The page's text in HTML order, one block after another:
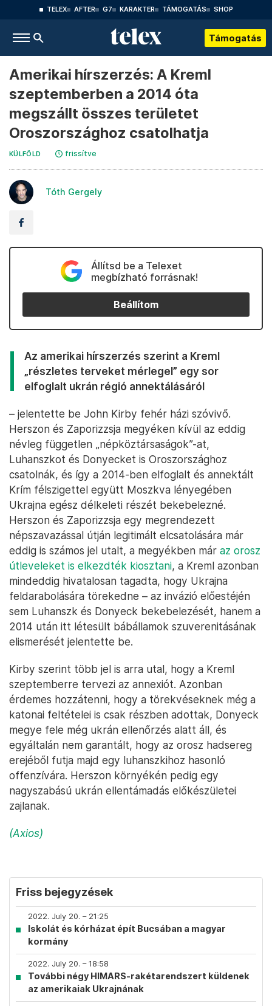
TELEX AFTER G7 KARAKTER TÁMOGATÁS SHOP
Támogatás
Amerikai hírszerzés: A Kreml
szeptemberben a 2014 óta
megszállt összes területet
Oroszországhoz csatolhatja
KÜLFÖLD frissítve
Tóth Gergely
Állítsd be a Telexet
megbízható forrásnak!
Beállítom
Az amerikai hírszerzés szerint a Kreml
„részletes terveket mérlegel” egy sor
elfoglalt ukrán régió annektálásáról
– jelentette be John Kirby fehér házi szóvivő.
Herszon és Zaporizzsja megyéken kívül az eddig
névleg független „népköztársaságok”-at,
Luhanszkot és Donyecket is Oroszországhoz
csatolnák, és így a 2014-ben elfoglalt és annektált
Krím félszigettel együtt Moszkva lényegében
Ukrajna egész délkeleti részét bekebelezné.
Herszon és Zaporizzsja egy megrendezett
népszavazással útján legitimált elcsatolására már
eddig is számos jel utalt, a megyékben már az orosz
útleveleket is elkezdték kiosztani, a Kreml azonban
mindeddig hivatalosan tagadta, hogy Ukrajna
feldarabolására törekedne – az invázió előestéjén
sem Luhanszk és Donyeck bekebelezését, hanem a
2014 után itt létesült bábállamok szuverenitásának
elismerését jelentette be.
Kirby szerint több jel is arra utal, hogy a Kreml
szeptemberre tervezi az annexiót. Azonban
érdemes hozzátenni, hogy a törekvéseknek még a
katonai feltételei is csak részben adottak, Donyeck
megye fele még ukrán ellenőrzés alatt áll, és
egyáltalán nem garantált, hogy az orosz hadsereg
erejéből futja majd egy luhanszkihoz hasonló
offenzívára. Herszon környékén pedig egy
nagyszabású ukrán ellentámadás előkészületei
zajlanak.
(Axios)
Friss bejegyzések
2022. July 20. – 21:25
Iskolát és kórházat épít Bucsában a magyar
kormány
2022. July 20. – 18:58
További négy HIMARS-rakétarendszert küldenek
az amerikaiak Ukrajnának